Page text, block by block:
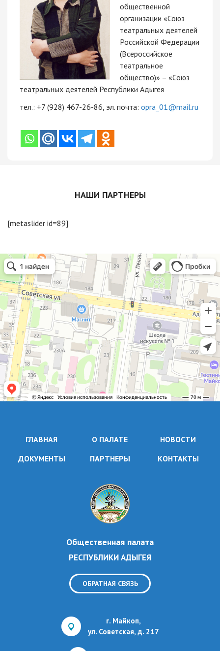
общественной
организации «Союз
театральных деятелей
Российской Федерации
(Всероссийское
театральное
общество)» – «Союз
театральных деятелей Республики Адыгея
тел.: +7 (928) 467-26-86, эл. почта: opra_01@mail.ru
НАШИ ПАРТНЕРЫ
[metaslider id=89]
ГЛАВНАЯ О ПАЛАТЕ
НОВОСТИ
ДОКУМЕНТЫ
ПАРТНЕРЫ КОНТАКТЫ
Общественная палата
РЕСПУБЛИКИ АДЫГЕЯ
ОБРАТНАЯ СВЯЗЬ
г. Майкоп,
ул. Советская, д. 217